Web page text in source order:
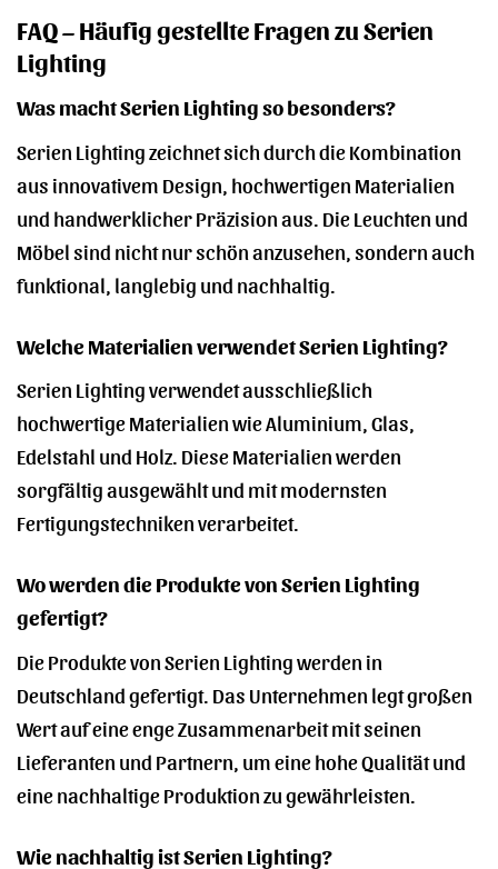
FAQ – Häufig gestellte Fragen zu Serien
Lighting
Was macht Serien Lighting so besonders?
Serien Lighting zeichnet sich durch die Kombination
aus innovativem Design, hochwertigen Materialien
und handwerklicher Präzision aus. Die Leuchten und
Möbel sind nicht nur schön anzusehen, sondern auch
funktional, langlebig und nachhaltig.
Welche Materialien verwendet Serien Lighting?
Serien Lighting verwendet ausschließlich
hochwertige Materialien wie Aluminium, Glas,
Edelstahl und Holz. Diese Materialien werden
sorgfältig ausgewählt und mit modernsten
Fertigungstechniken verarbeitet.
Wo werden die Produkte von Serien Lighting
gefertigt?
Die Produkte von Serien Lighting werden in
Deutschland gefertigt. Das Unternehmen legt großen
Wert auf eine enge Zusammenarbeit mit seinen
Lieferanten und Partnern, um eine hohe Qualität und
eine nachhaltige Produktion zu gewährleisten.
Wie nachhaltig ist Serien Lighting?